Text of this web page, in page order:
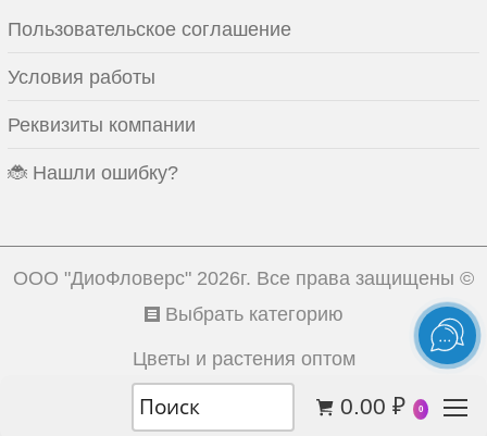
0.00 ₽ 0
Пользовательское соглашение
Условия работы
Реквизиты компании
🐞 Нашли ошибку?
ООО "ДиоФловерс" 2026г. Все права защищены ©
Выбрать категорию
Цветы и растения оптом